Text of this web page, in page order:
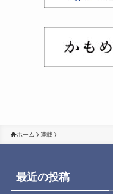
ホーム 連載
最近の投稿